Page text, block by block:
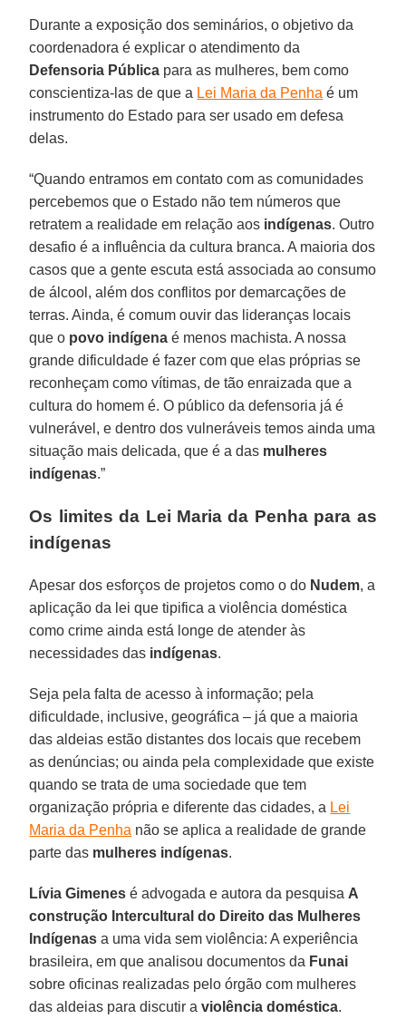
Durante a exposição dos seminários, o objetivo da
coordenadora é explicar o atendimento da
Defensoria Pública para as mulheres, bem como
conscientiza-las de que a Lei Maria da Penha é um
instrumento do Estado para ser usado em defesa
delas.
“Quando entramos em contato com as comunidades
percebemos que o Estado não tem números que
retratem a realidade em relação aos indígenas. Outro
desafio é a influência da cultura branca. A maioria dos
casos que a gente escuta está associada ao consumo
de álcool, além dos conflitos por demarcações de
terras. Ainda, é comum ouvir das lideranças locais
que o povo indígena é menos machista. A nossa
grande dificuldade é fazer com que elas próprias se
reconheçam como vítimas, de tão enraizada que a
cultura do homem é. O público da defensoria já é
vulnerável, e dentro dos vulneráveis temos ainda uma
situação mais delicada, que é a das mulheres
indígenas.”
Os limites da Lei Maria da Penha para as
indígenas
Apesar dos esforços de projetos como o do Nudem, a
aplicação da lei que tipifica a violência doméstica
como crime ainda está longe de atender às
necessidades das indígenas.
Seja pela falta de acesso à informação; pela
dificuldade, inclusive, geográfica – já que a maioria
das aldeias estão distantes dos locais que recebem
as denúncias; ou ainda pela complexidade que existe
quando se trata de uma sociedade que tem
organização própria e diferente das cidades, a Lei
Maria da Penha não se aplica a realidade de grande
parte das mulheres indígenas.
Lívia Gimenes é advogada e autora da pesquisa A
construção Intercultural do Direito das Mulheres
Indígenas a uma vida sem violência: A experiência
brasileira, em que analisou documentos da Funai
sobre oficinas realizadas pelo órgão com mulheres
das aldeias para discutir aviolência doméstica.